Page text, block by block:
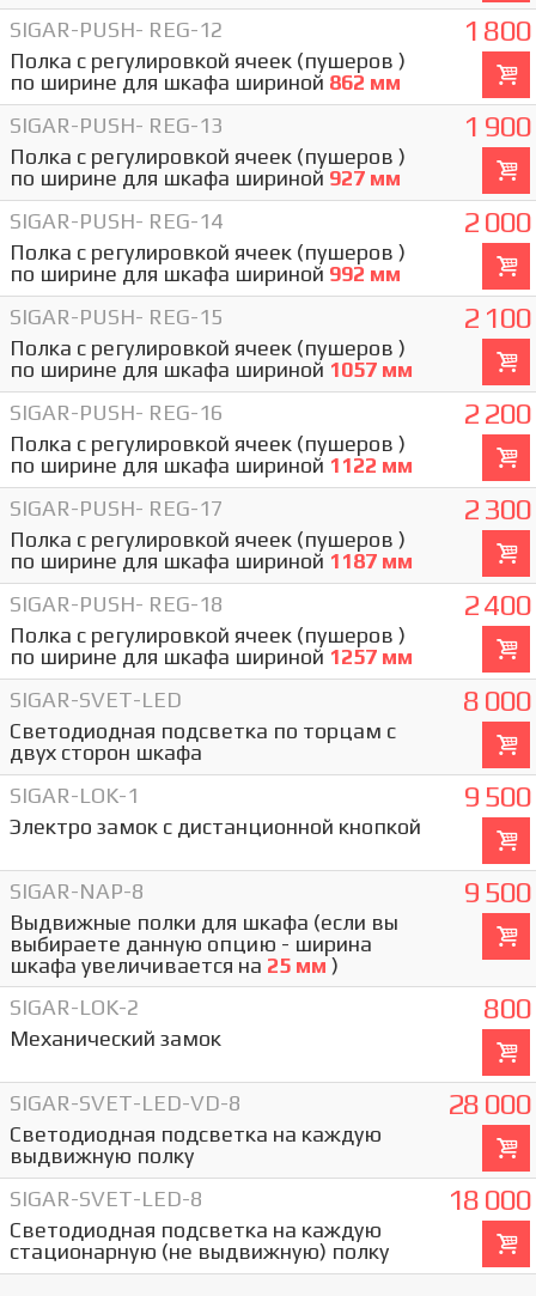
SIGAR-PUSH- REG-12
Полка с регулировкой ячеек (пушеров )
по ширине для шкафа шириной 862 мм
1 800
SIGAR-PUSH- REG-13
Полка с регулировкой ячеек (пушеров )
по ширине для шкафа шириной 927 мм
1 900
SIGAR-PUSH- REG-14
Полка с регулировкой ячеек (пушеров )
по ширине для шкафа шириной 992 мм
2 000
SIGAR-PUSH- REG-15
Полка с регулировкой ячеек (пушеров )
по ширине для шкафа шириной 1057 мм
2 100
SIGAR-PUSH- REG-16
Полка с регулировкой ячеек (пушеров )
по ширине для шкафа шириной 1122 мм
2 200
SIGAR-PUSH- REG-17
Полка с регулировкой ячеек (пушеров )
по ширине для шкафа шириной 1187 мм
2 300
SIGAR-PUSH- REG-18
Полка с регулировкой ячеек (пушеров )
по ширине для шкафа шириной 1257 мм
2 400
SIGAR-SVET-LED
Светодиодная подсветка по торцам с
двух сторон шкафа
8 000
SIGAR-LOK-1
Электро замок с дистанционной кнопкой
9 500
SIGAR-NAP-8
Выдвижные полки для шкафа (если вы
выбираете данную опцию - ширина
шкафа увеличивается на 25 мм)
9 500
SIGAR-LOK-2
Механический замок
800
SIGAR-SVET-LED-VD-8
Светодиодная подсветка на каждую
выдвижную полку
28 000
SIGAR-SVET-LED-8
Светодиодная подсветка на каждую
стационарную (не выдвижную) полку
18 000